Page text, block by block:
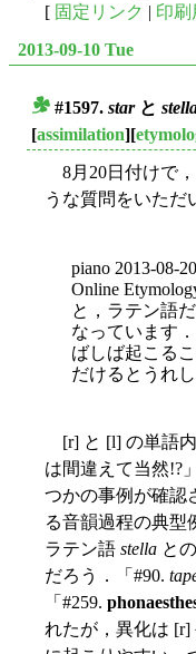
[ 固定リンク | 印刷
2013-09-10 Tue
#1597. starと
[assimilation][
8月20日付けで，
うな質問をいただ
piano 2013-08-
Online
と，ラテン語
なっています
ばしば起こる
だけるとうれし
[r] と [l] の単語内
は間違えて当然!?
つかの事例が確認
る音韻過程の典型
ラテン語 stella と
だろう．「#90.
「#259.
れたが，異化は